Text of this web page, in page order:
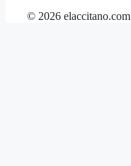
© 2026 elaccitano.com